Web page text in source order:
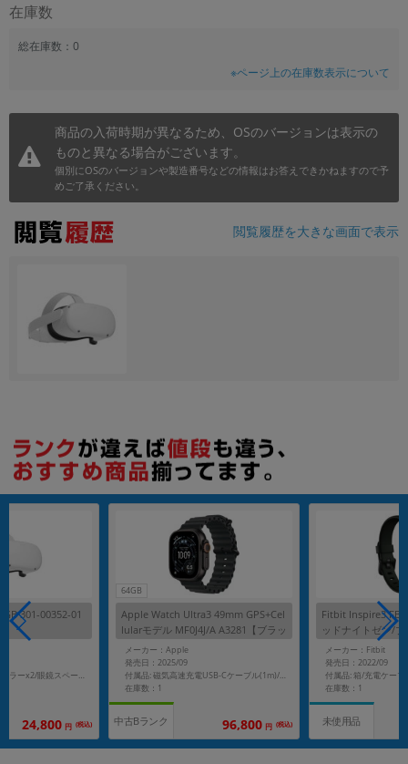
在庫数
総在庫数：0
※ページ上の在庫数表示について
商品の入荷時期が異なるため、OSのバージョンは表示の
ものと異なる場合がございます。
個別にOSのバージョンや製造番号などの情報はお答えできかねますので予
めご了承ください。
閲覧履歴を大きな画面で表示
301-00352-01
付属品: Touchコンローラーx2/眼鏡スペーサー
24,800 円 (税込)
64GB
Apple Watch Ultra3 49mm GPS+Cel
lularモデル MF0J4J/A A3281【ブラッ
クチタニウムケース/ブラックオーシ
ャンバンド】
メーカー：Apple
発売日：2025/09
付属品: 磁気高速充電USB-Cケーブル(1m)/ブラックオーシャンバンド
在庫数：1
中古Bランク 96,800 円 (税込)
Fitbit Inspire3
ッドナイトゼン/
メーカー：Fitbit
発売日：2022/09
在庫数：1
未使用品
容量
価格